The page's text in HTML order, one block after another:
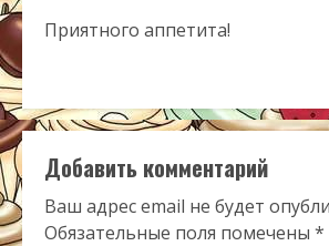
Приятного аппетита!
Добавить комментарий
Ваш адрес email не будет
Обязательные поля помечены *